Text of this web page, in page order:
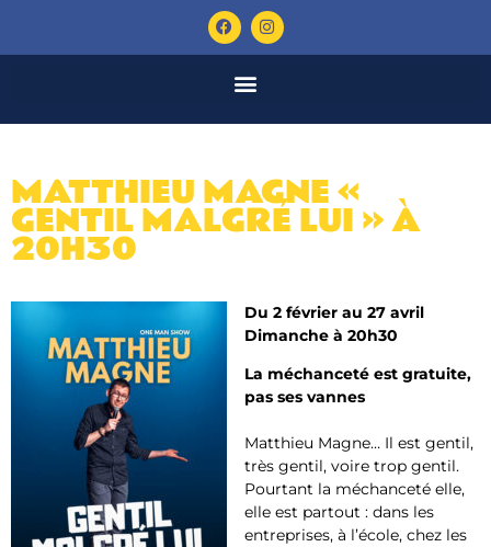
MATTHIEU MAGNE «
GENTIL MALGRÉ LUI » À
20H30
Du 2 février au 27 avril
Dimanche à 20h30
La méchanceté est gratuite,
pas ses vannes
Matthieu Magne… Il est gentil,
très gentil, voire trop gentil.
Pourtant la méchanceté elle,
elle est partout : dans les
entreprises, à l’école, chez les